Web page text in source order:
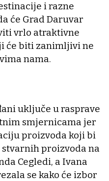
i razne
će Grad Daruvar
vrlo atraktivne
će biti zanimljivi ne
nama.
uključe u rasprave
smjernicama jer
proizvoda koji bi
proizvoda na
Cegledi, a Ivana
se kako će izbor